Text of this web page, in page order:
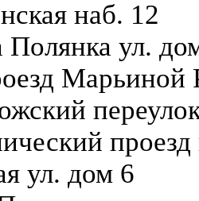
наб. 12
ул.
Марьиной
проезд
ул. дом 6